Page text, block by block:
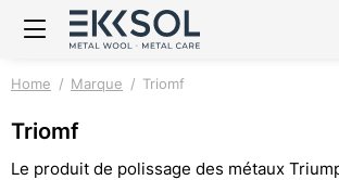
Home Marque Triomf
Triomf
Le produit de polissage des métaux